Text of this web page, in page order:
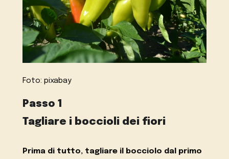
Foto: pixabay
Passo 1
Tagliare i boccioli dei fiori
Prima di tutto, tagliare il bocciolo dal primo